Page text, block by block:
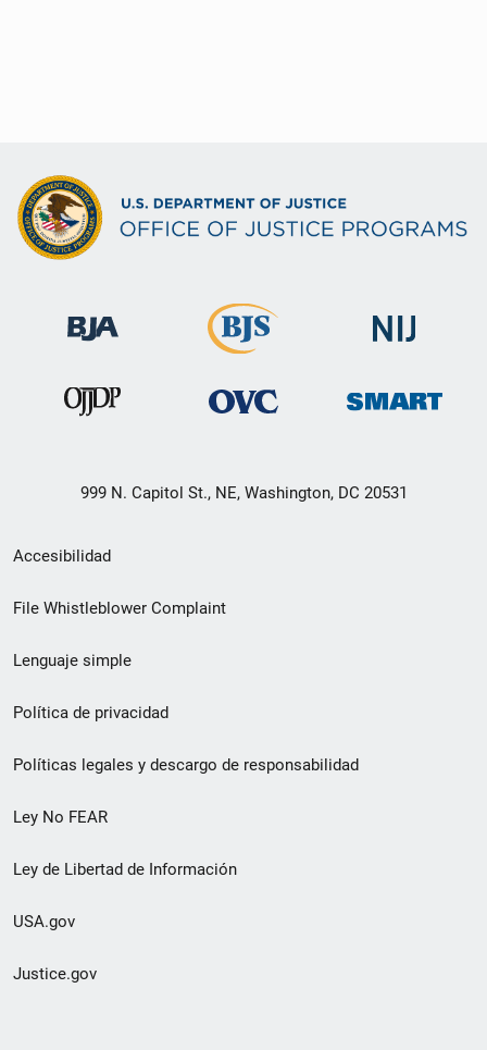
999 N. Capitol St., NE, Washington, DC 20531
Menú
de
de
pie
de
página
Accesibilidad
File Whistleblower Complaint
Lenguaje simple
Política de privacidad
Políticas legales y descargo de responsabilidad
Ley No FEAR
Ley de Libertad de Información
USA.gov
Justice.gov